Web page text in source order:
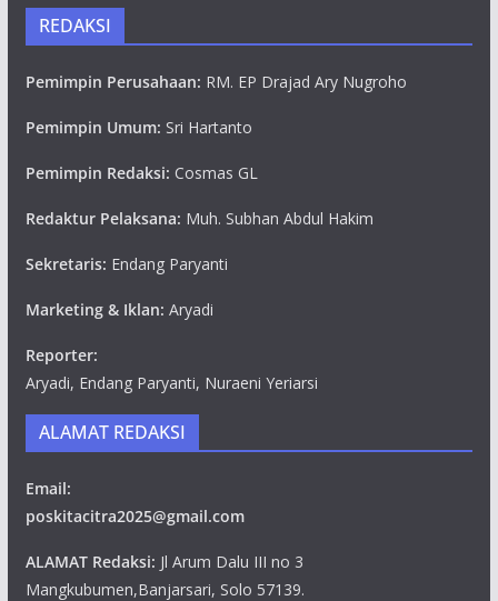
REDAKSI
Pemimpin Perusahaan: RM. EP Drajad Ary Nugroho
Pemimpin Umum: Sri Hartanto
Pemimpin Redaksi: Cosmas GL
Redaktur Pelaksana: Muh. Subhan Abdul Hakim
Sekretaris: Endang Paryanti
Marketing & Iklan: Aryadi
Reporter:
Aryadi, Endang Paryanti, Nuraeni Yeriarsi
ALAMAT REDAKSI
Email:
poskitacitra2025@gmail.com
ALAMAT Redaksi: Jl Arum Dalu III no 3
Mangkubumen,Banjarsari, Solo 57139.